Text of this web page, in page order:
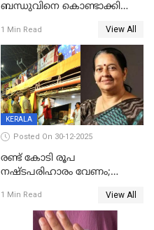
ബന്ധുവിനെ കൊണ്ടാക്കി
ലോറി സ്കൂട്ടറിൽ ഇടിച്ചു :
യുവതിക്ക് ദാരുണാന്ത്യം
1 Min Read View All
KERALA
Posted On 30-12-2025
രണ്ട് കോടി രൂപ
നഷ്ടപരിഹാരം വേണം;
നോട്ടീസയച്ച് ഉമാ തോമസ്
1 Min Read View All